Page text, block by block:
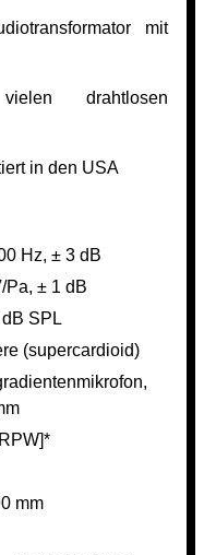
mit
drahtlosen
in den USA
Hz, ± 3 dB
Pa, ± 1 dB
SPL
(supercardioid)
mm